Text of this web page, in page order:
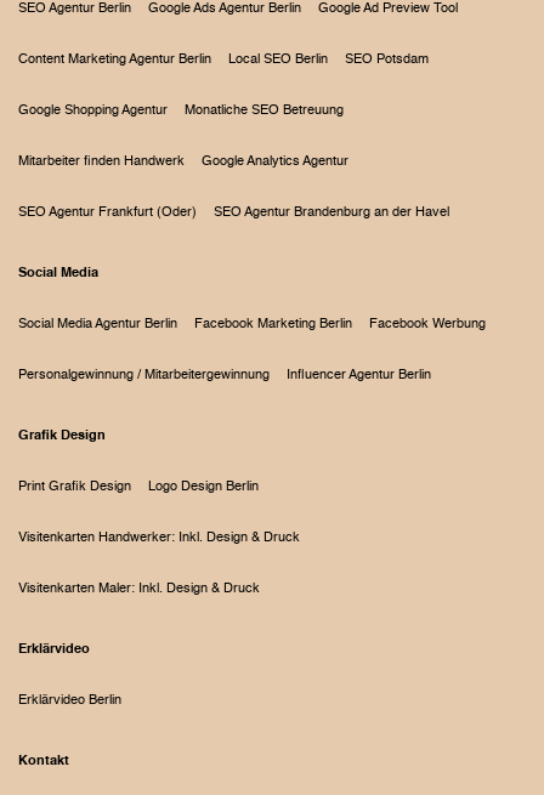
SEO Agentur Berlin Google Ads Agentur Berlin Google Ad Preview Tool
Content Marketing Agentur Berlin Local SEO Berlin SEO Potsdam
Google Shopping Agentur Monatliche SEO Betreuung
Mitarbeiter finden Handwerk Google Analytics Agentur
SEO Agentur Frankfurt (Oder) SEO Agentur Brandenburg an der Havel
Social Media
Social Media Agentur Berlin Facebook Marketing Berlin Facebook Werbung
Personalgewinnung / Mitarbeitergewinnung Influencer Agentur Berlin
Grafik Design
Print Grafik Design Logo Design Berlin
Visitenkarten Handwerker: Inkl. Design & Druck
Visitenkarten Maler: Inkl. Design & Druck
Erklärvideo
Erklärvideo Berlin
Kontakt